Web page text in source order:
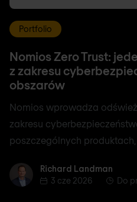
Portfolio
Nomios Zero Trust:
z zakresu
obszarów
Nomios wprowadza
zakresu
poszczególnych
Richard Landman
Richard Landman
3 cze 2026
Do